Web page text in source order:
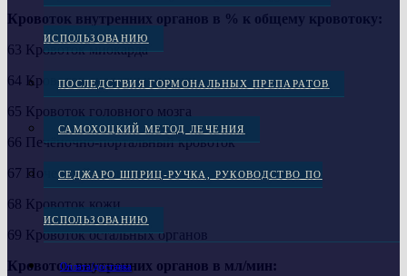
ИСПОЛЬЗОВАНИЮ
ПОСЛЕДСТВИЯ ГОРМОНАЛЬНЫХ ПРЕПАРАТОВ
САМОХОЦКИЙ МЕТОД ЛЕЧЕНИЯ
СЕДЖАРО ШПРИЦ-РУЧКА, РУКОВОДСТВО ПО
ИСПОЛЬЗОВАНИЮ
Оплата/доставка
Кровоток внутренних органов в % к общему кровотоку:
63 Кровоток миокарда
64 Кровоток скелетных мышц
65 Кровоток головного мозга
66 Печёночно-портальный кровоток
67 Почечный кровоток
68 Кровоток кожи
69 Кровоток остальных органов
Кровоток внутренних органов в мл/мин: